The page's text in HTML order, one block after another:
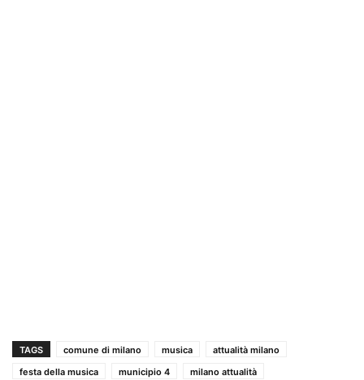
TAGS comune di milano musica
attualità milano
festa della musica
municipio 4
milano attualità